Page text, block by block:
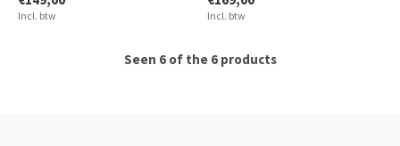
Incl. btw Incl. btw
Seen 6 of the 6 products